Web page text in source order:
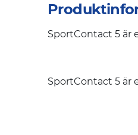
SportContact 5 är
SportContact 5 är